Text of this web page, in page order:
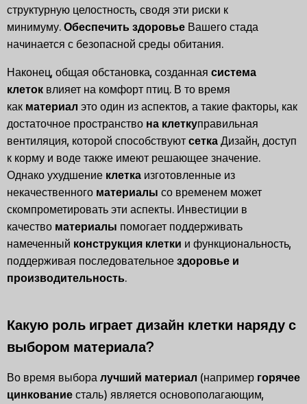
структурную целостность, сводя эти риски к
минимуму. Обеспечить здоровье Вашего стада
начинается с безопасной среды обитания.
Наконец, общая обстановка, созданная система
клеток влияет на комфорт птиц. В то время
как материал это один из аспектов, а такие факторы, как
достаточное пространство на клеткуправильная
вентиляция, которой способствуют сетка Дизайн, доступ
к корму и воде также имеют решающее значение.
Однако ухудшение клетка изготовленные из
некачественного материалы со временем может
скомпрометировать эти аспекты. Инвестиции в
качество материалы помогает поддерживать
намеченный конструкция клетки и функциональность,
поддерживая последовательное здоровье и
производительность.
Какую роль играет дизайн клетки наряду с
выбором материала?
Во время выбора лучший материал (например горячее
цинкование сталь) является основополагающим,